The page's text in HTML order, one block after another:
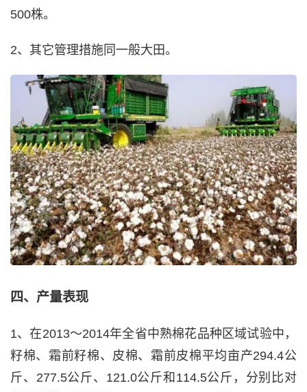
500株。
2、其它管理措施同一般大田。
四、产量表现
1、在2013～2014年全省中熟棉花品种区域试验中，
籽棉、霜前籽棉、皮棉、霜前皮棉平均亩产294.4公
斤、277.5公斤、121.0公斤和114.5公斤，分别比对